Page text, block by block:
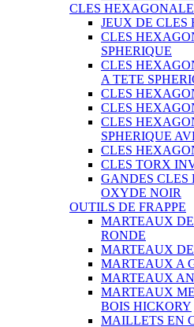
CLES
JEUX DE CLES
CLES
SPHERIQUE
CLES
A TETE
CLES
CLES
CLES
SPHERIQUE
CLES
CLES TORX
GANDES CLES
OXYDE NOIR
OUTILS DE FRAPPE
MARTEAUX
RONDE
MARTEAUX
MARTEAUX A
MARTEAUX
MARTEAUX
BOIS HICKORY
MAILLETS EN